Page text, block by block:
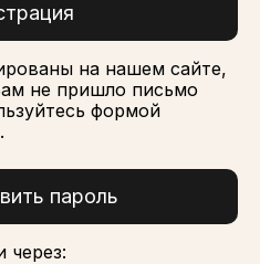
на нашем сайте,
не пришло письмо
формой
пароль
через: